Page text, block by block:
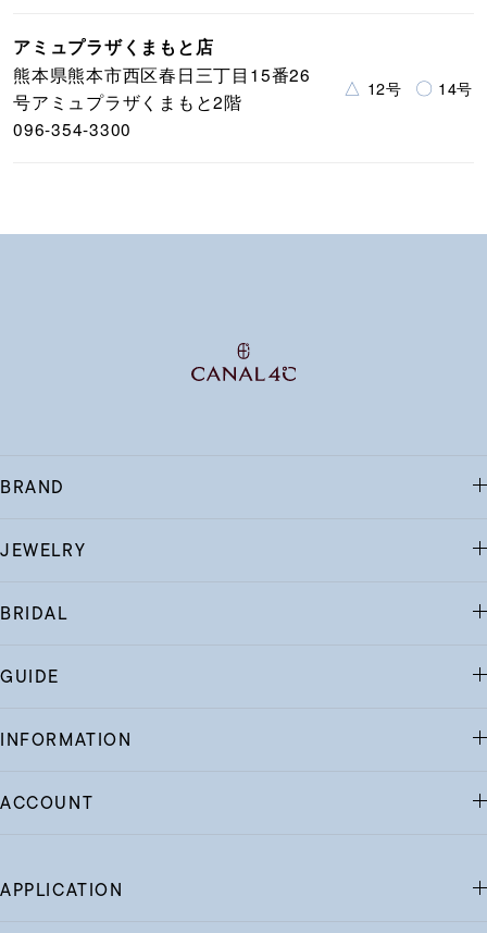
アミュプラザくまもと店
熊本県熊本市西区春日三丁目15番26
号アミュプラザくまもと2階
096-354-3300
△ 12号 〇 14号
BRAND
JEWELRY
BRIDAL
GUIDE
INFORMATION
ACCOUNT
APPLICATION